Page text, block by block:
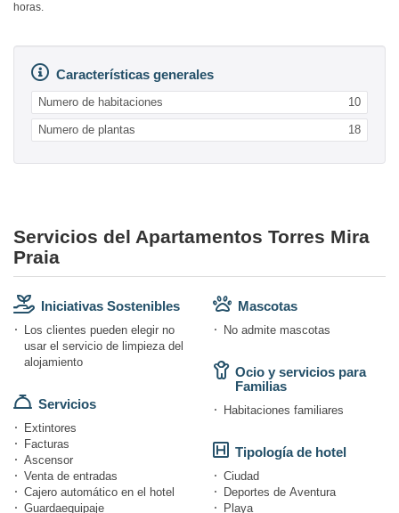
horas.
Características generales
Numero de habitaciones 10
Numero de plantas 18
Servicios del Apartamentos Torres Mira
Praia
Iniciativas Sostenibles
Los clientes pueden elegir no
usar el servicio de limpieza del
alojamiento
Servicios
Extintores
Facturas
Ascensor
Venta de entradas
Cajero automático en el hotel
Guardaequipaje
Mascotas
No admite mascotas
Ocio y servicios para
Familias
Habitaciones familiares
Tipología de hotel
Ciudad
Deportes de Aventura
Playa